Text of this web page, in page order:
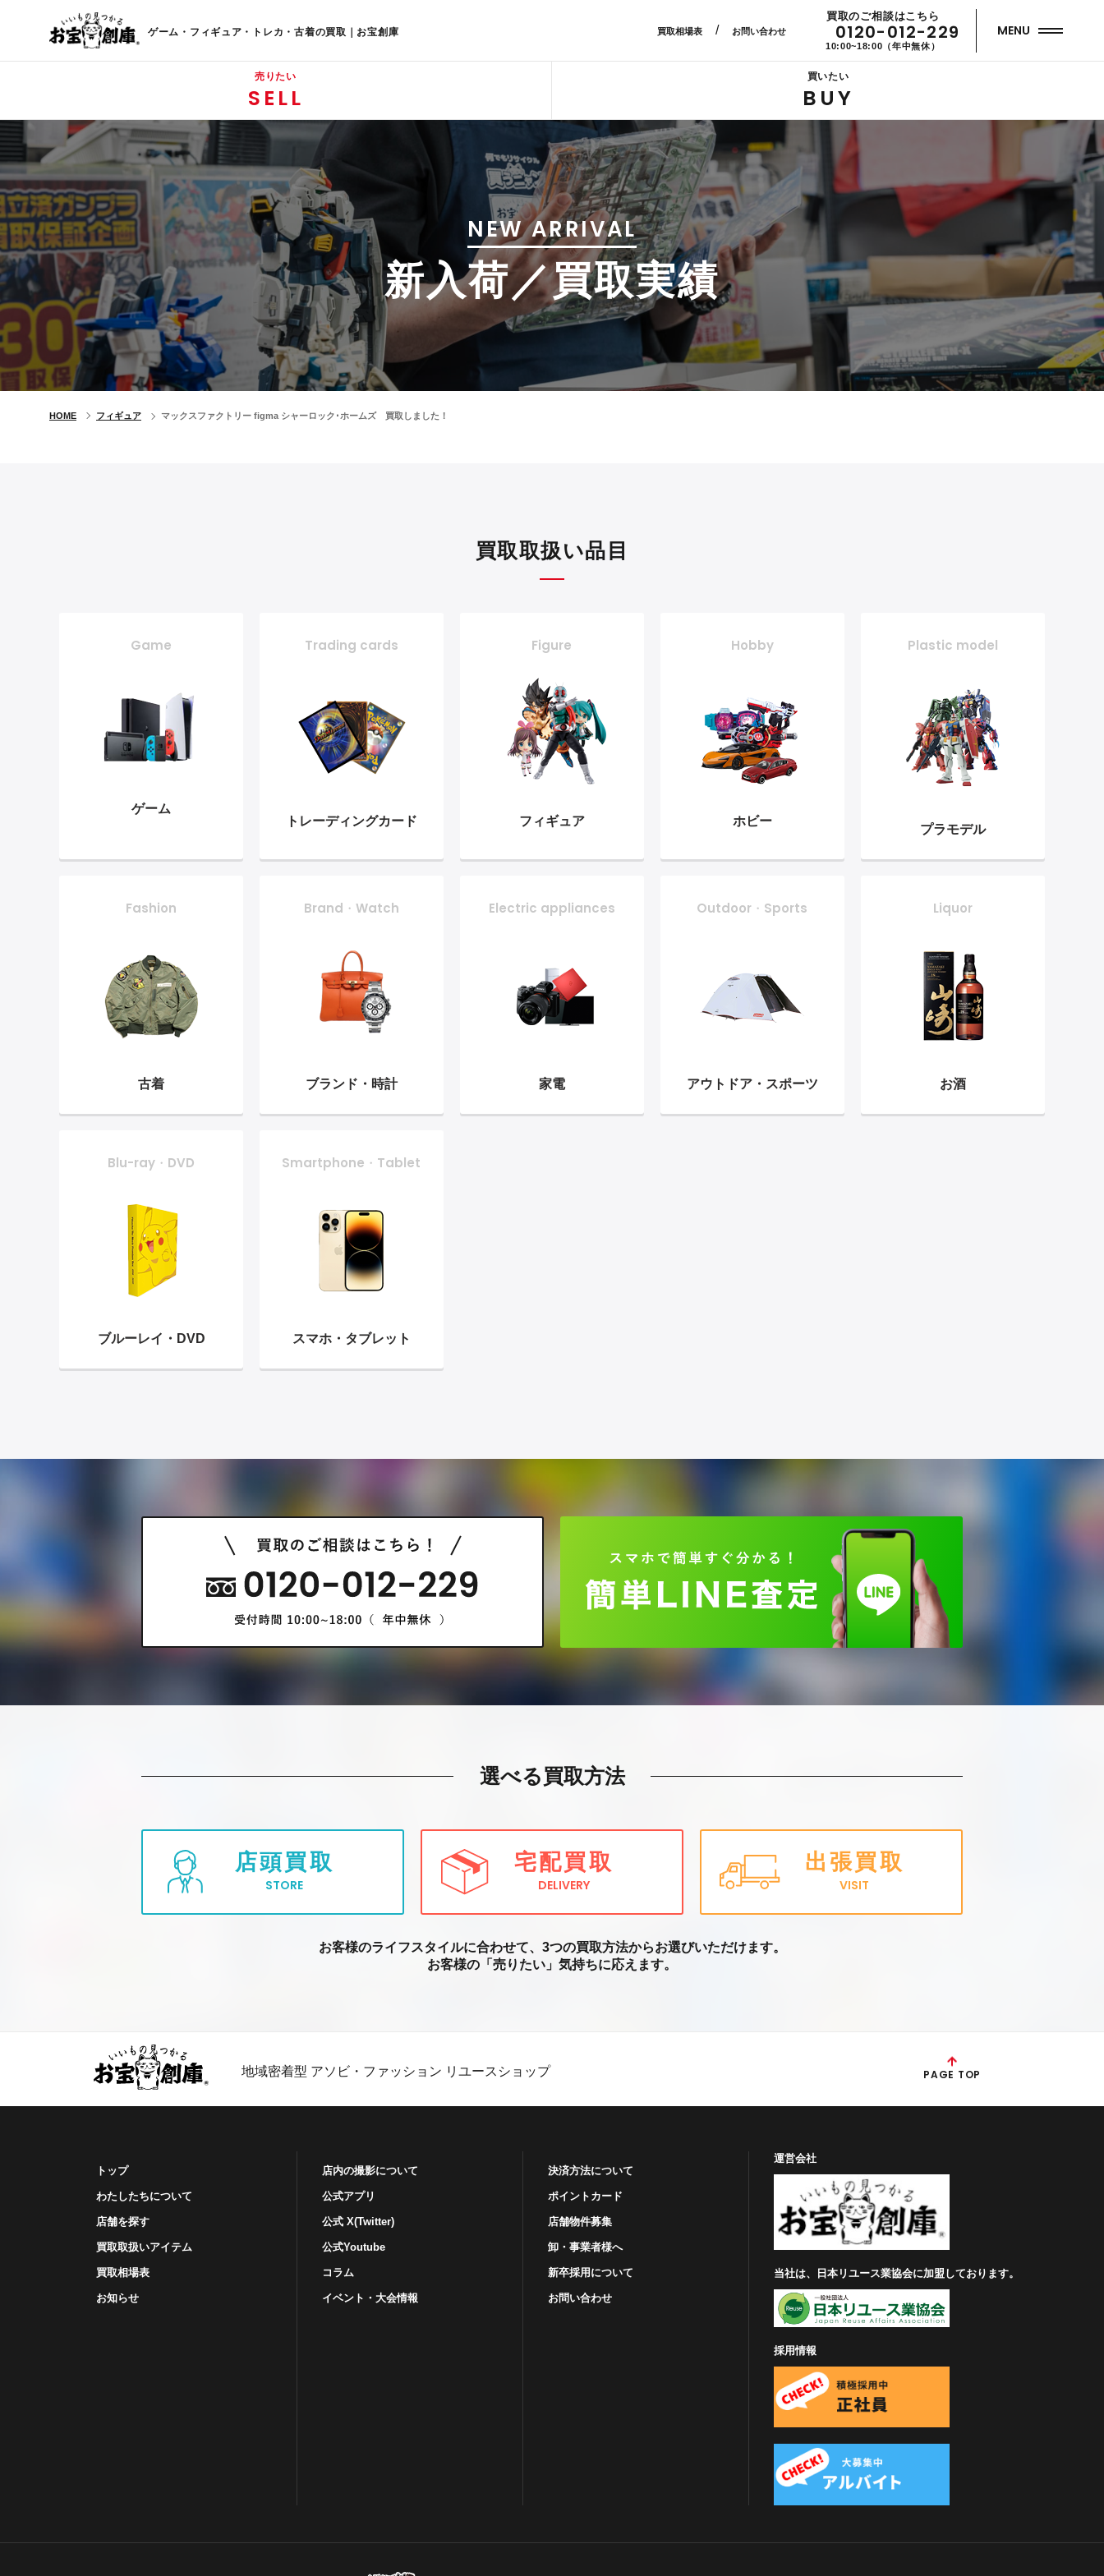
ゲーム・フィギュア・トレカ・古着の買取｜お宝創庫 買取相場表/ お問い合わせ
買取のご相談はこちら
0120-012-229
10:00~18:00（年中無休）
MENU
売りたい
SELL
買いたい
BUY
NEW ARRIVAL
新入荷／買取実績
HOME フィギュア マックスファクトリー figma シャーロック･ホームズ 買取しました！
買取取扱い品目
Game
ゲーム
Trading cards
トレーディングカード
Figure
フィギュア
Hobby
ホビー
Plastic model
プラモデル
Fashion
古着
Brand・Watch
ブランド・時計
Electric appliances
家電
Outdoor・Sports
アウトドア・ スポーツ
Liquor
お酒
Blu-ray・DVD
ブルーレイ・ DVD
Smartphone・Tablet
スマホ・ タブレット
選べる買取方法
店頭買取
STORE
宅配買取
DELIVERY
出張買取
VISIT
お客様のライフスタイルに合わせて、3つの買取方法からお選びいただけます。
お客様の「売りたい」気持ちに応えます。
地域密着型 アソビ・ファッション リユースショップ PAGE TOP
トップ
わたしたちについて
店舗を探す
買取取扱いアイテム
買取相場表
お知らせ
店内の撮影について
公式アプリ
公式 X(Twitter)
公式Youtube
コラム
イベント・⼤会情報
決済方法について
ポイントカード
店舗物件募集
卸・事業者様へ
新卒採用について
お問い合わせ
運営会社
当社は、日本リユース業協会に加盟しております。
採用情報